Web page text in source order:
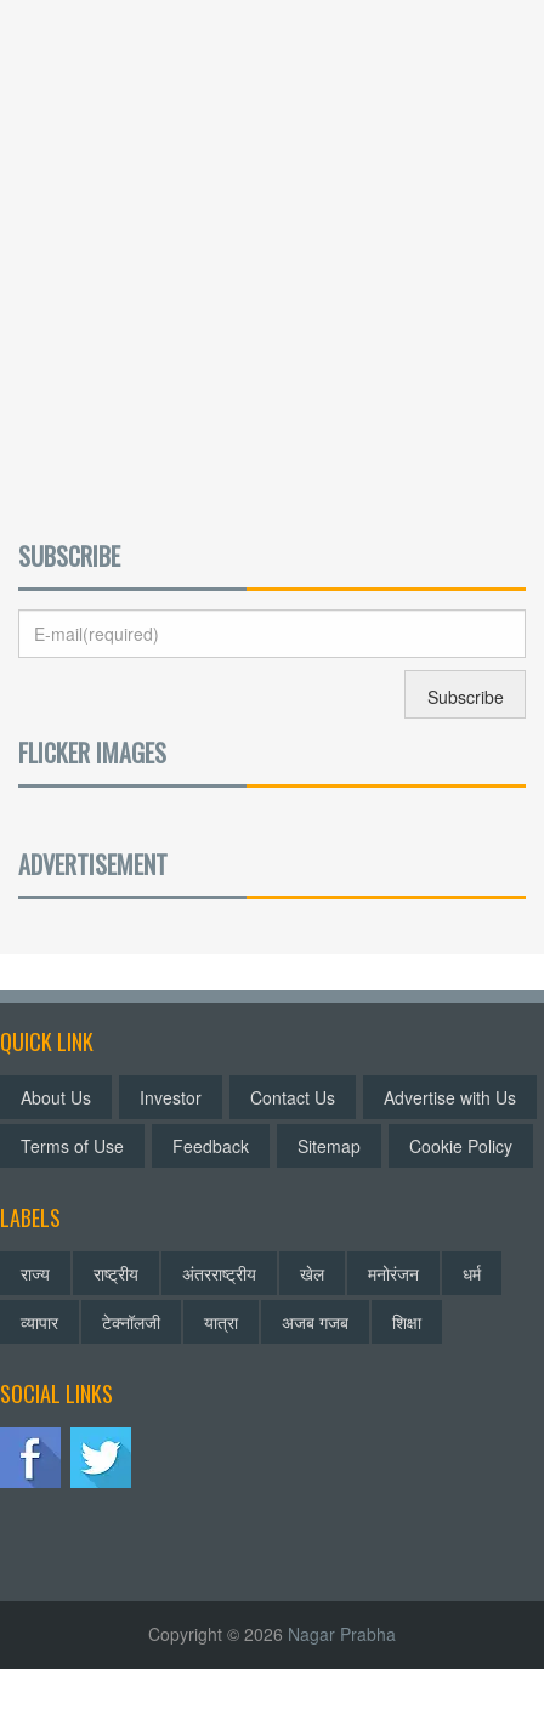
SUBSCRIBE
FLICKER IMAGES
ADVERTISEMENT
QUICK LINK
About Us Investor Contact Us
Advertise with Us
Terms of Use
Feedback Sitemap Cookie Policy
LABELS
राज्य राष्ट्रीय अंतरराष्ट्रीय खेल मनोरंजन
धर्म
व्यापार
टेक्नॉलजी यात्रा अजब गजब शिक्षा
SOCIAL LINKS
Copyright © 2026 Nagar Prabha